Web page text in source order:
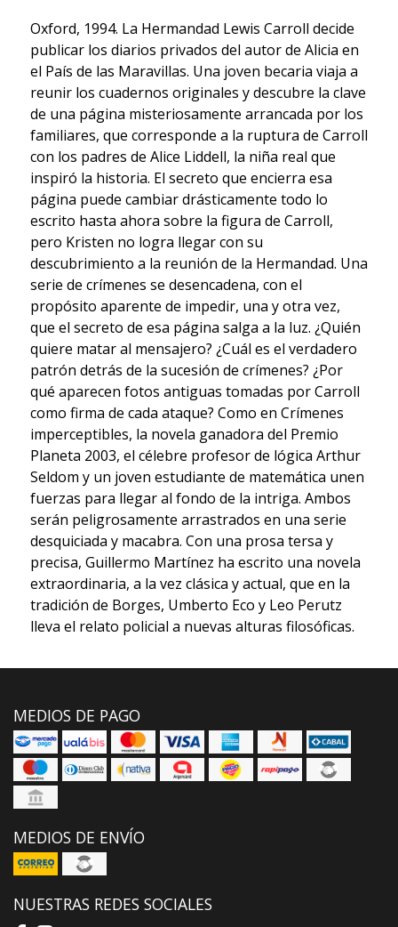
Oxford, 1994. La Hermandad Lewis Carroll decide
publicar los diarios privados del autor de Alicia en
el País de las Maravillas. Una joven becaria viaja a
reunir los cuadernos originales y descubre la clave
de una página misteriosamente arrancada por los
familiares, que corresponde a la ruptura de Carroll
con los padres de Alice Liddell, la niña real que
inspiró la historia. El secreto que encierra esa
página puede cambiar drásticamente todo lo
escrito hasta ahora sobre la figura de Carroll,
pero Kristen no logra llegar con su
descubrimiento a la reunión de la Hermandad. Una
serie de crímenes se desencadena, con el
propósito aparente de impedir, una y otra vez,
que el secreto de esa página salga a la luz. ¿Quién
quiere matar al mensajero? ¿Cuál es el verdadero
patrón detrás de la sucesión de crímenes? ¿Por
qué aparecen fotos antiguas tomadas por Carroll
como firma de cada ataque? Como en Crímenes
imperceptibles, la novela ganadora del Premio
Planeta 2003, el célebre profesor de lógica Arthur
Seldom y un joven estudiante de matemática unen
fuerzas para llegar al fondo de la intriga. Ambos
serán peligrosamente arrastrados en una serie
desquiciada y macabra. Con una prosa tersa y
precisa, Guillermo Martínez ha escrito una novela
extraordinaria, a la vez clásica y actual, que en la
tradición de Borges, Umberto Eco y Leo Perutz
lleva el relato policial a nuevas alturas filosóficas.
MEDIOS DE PAGO
MEDIOS DE ENVÍO
NUESTRAS REDES SOCIALES